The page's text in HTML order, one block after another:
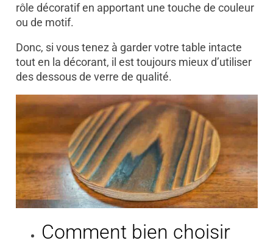
rôle décoratif en apportant une touche de couleur
ou de motif.
Donc, si vous tenez à garder votre table intacte
tout en la décorant, il est toujours mieux d’utiliser
des dessous de verre de qualité.
Comment bien choisir